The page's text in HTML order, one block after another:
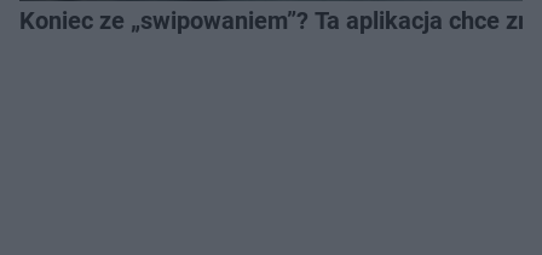
Koniec ze „swipowaniem”? Ta aplikacja chce